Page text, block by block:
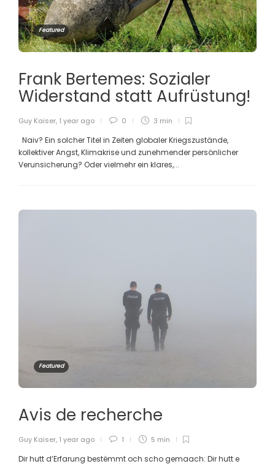
Featured
Frank Bertemes: Sozialer
Widerstand statt Aufrüstung!
Guy Kaiser, 1 year ago 0 3 min
Naiv? Ein solcher Titel in Zeiten globaler Kriegszustände,
kollektiver Angst, Klimakrise und zunehmender persönlicher
Verunsicherung? Oder vielmehr ein klares,...
Featured
Avis de recherche
Guy Kaiser, 1 year ago 1 5 min
Dir hutt d’Erfarung bestëmmt och scho gemaach: Dir hutt e